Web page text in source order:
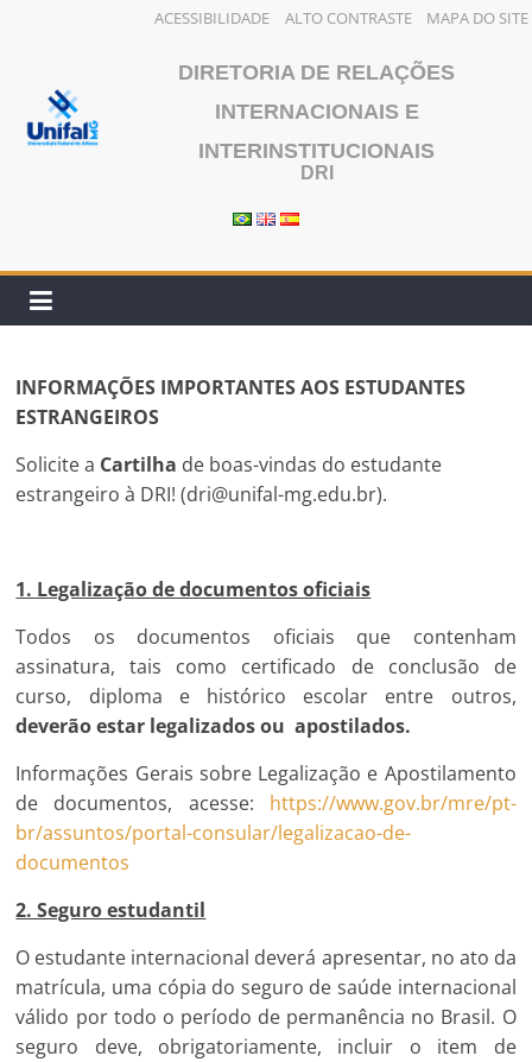
ACESSIBILIDADE ALTO CONTRASTE MAPA DO SITE
conteúdo
DIRETORIA DE RELAÇÕES
INTERNACIONAIS E
INTERINSTITUCIONAIS
DRI
INFORMAÇÕES IMPORTANTES AOS ESTUDANTES
ESTRANGEIROS
Solicite a Cartilha de boas-vindas do estudante
estrangeiro à DRI! (dri@unifal-mg.edu.br).
1. Legalização de documentos oficiais
Todos os documentos oficiais que contenham
assinatura, tais como certificado de conclusão de
curso, diploma e histórico escolar entre outros,
deverão estar legalizados ou apostilados.
Informações Gerais sobre Legalização e Apostilamento
de documentos, acesse: https://www.gov.br/mre/pt-
br/assuntos/portal-consular/legalizacao-de-
documentos
2. Seguro estudantil
O estudante internacional deverá apresentar, no ato da
matrícula, uma cópia do seguro de saúde internacional
válido por todo o período de permanência no Brasil. O
seguro deve, obrigatoriamente, incluir o item de